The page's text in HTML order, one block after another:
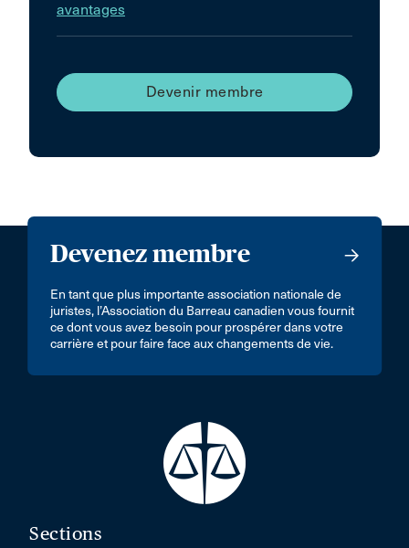
avantages
Devenir membre
Devenez membre
En tant que plus importante association nationale de
juristes, l’Association du Barreau canadien vous fournit
ce dont vous avez besoin pour prospérer dans votre
carrière et pour faire face aux changements de vie.
Sections